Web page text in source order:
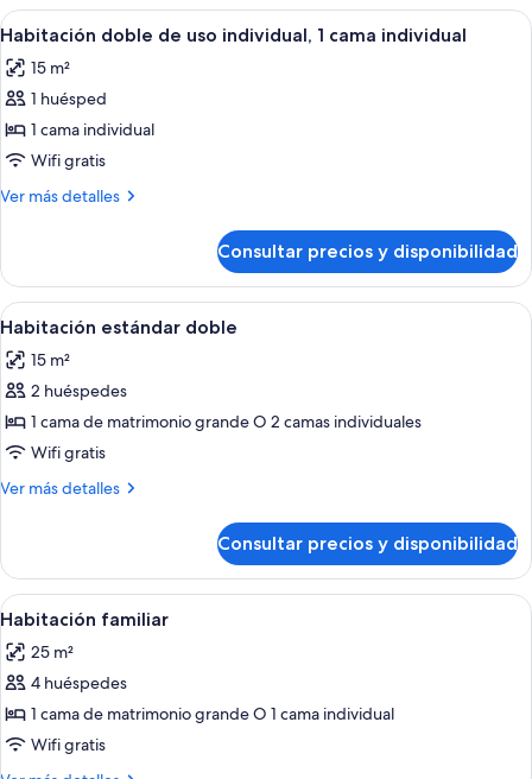
camas
Abrir
todas
las
fotos
de
Habitación
doble
individual,
cama
individual
Habitación de hotel con dos camas,
5
Habitación doble de uso individual, 1 cama individual
15 m²
1 huésped
1 cama individual
Wifi gratis
Ver más detalles
Más
doble
de
uso
cama
Consultar precios y disponibilidad
Abrir
todas
las
fotos
de
Habitación
estándar
Un balcón con sillas de mimbre y
8
Habitación estándar doble
15 m²
2 huéspedes
1 cama de matrimonio grande O 2 camas individuales
Wifi gratis
Ver más detalles
Más
estándar
doble
Consultar precios y disponibilidad
Abrir
todas
las
fotos
de
Habitación
familiar
Habitación de hotel con cama,
8
Habitación familiar
25 m²
4 huéspedes
1 cama de matrimonio grande O 1 cama individual
Wifi gratis